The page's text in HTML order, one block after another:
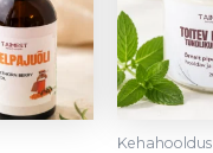
Kehahooldus